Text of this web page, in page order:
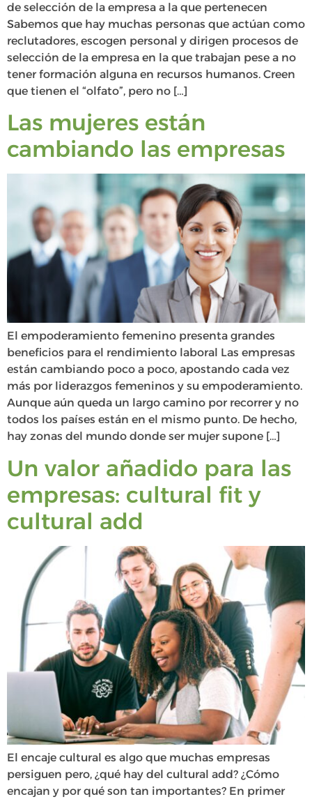
de selección de la empresa a la que pertenecen
Sabemos que hay muchas personas que actúan como
reclutadores, escogen personal y dirigen procesos de
selección de la empresa en la que trabajan pese a no
tener formación alguna en recursos humanos. Creen
que tienen el “olfato”, pero no […]
Las mujeres están
cambiando las empresas
El empoderamiento femenino presenta grandes
beneficios para el rendimiento laboral Las empresas
están cambiando poco a poco, apostando cada vez
más por liderazgos femeninos y su empoderamiento.
Aunque aún queda un largo camino por recorrer y no
todos los países están en el mismo punto. De hecho,
hay zonas del mundo donde ser mujer supone […]
Un valor añadido para las
empresas: cultural fit y
cultural add
El encaje cultural es algo que muchas empresas
persiguen pero, ¿qué hay del cultural add? ¿Cómo
encajan y por qué son tan importantes? En primer